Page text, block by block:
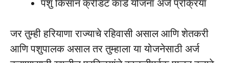
पशु किसान क्रेडिट कार्ड योजना अर्ज प्रक्रिया
जर तुम्ही हरियाणा राज्याचे रहिवासी असाल आणि शेतकरी
आणि पशुपालक असाल तर तुम्हाला या योजनेसाठी अर्ज